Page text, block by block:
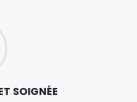
SOIGNÉE